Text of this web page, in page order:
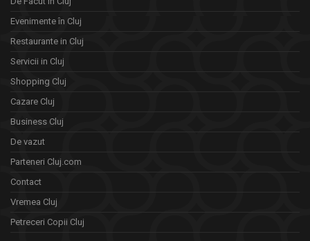
Evenimente în Cluj
Restaurante in Cluj
Servicii in Cluj
Shopping Cluj
Cazare Cluj
Business Cluj
De vazut
Parteneri Cluj.com
Contact
Vremea Cluj
Petreceri Copii Cluj